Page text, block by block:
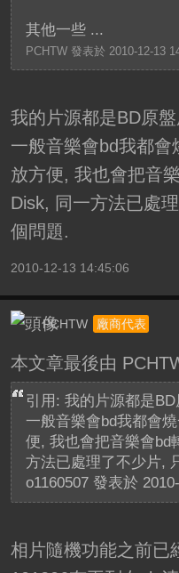
其他一些 ...
PCHTW 發表於 2010-12-13
我的片源都是BD原
一般音樂會bd我都
放方便, 我也會把音
Disk, 同一方法已處
個問題.
2010-12-13 14:45:06
PCHTW 廠商代表
本文章最後由
引用: 我的片源都是
一般音樂會bd我都會
便, 我也會把音樂會bd
方法已處理了不少片,
o1160507 發表於
相片隨機功能之前已